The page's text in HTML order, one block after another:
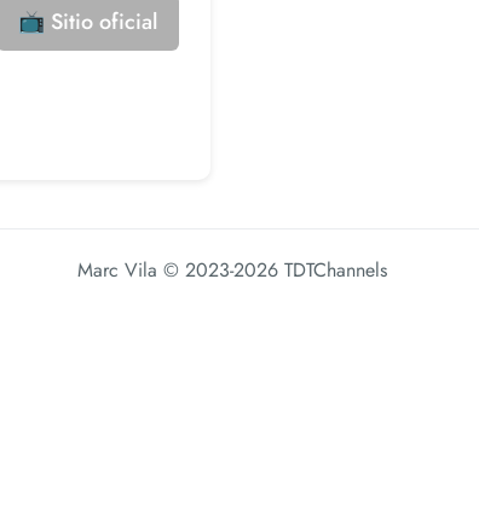
📺 Sitio oficial
Marc Vila © 2023-2026 TDTChannels